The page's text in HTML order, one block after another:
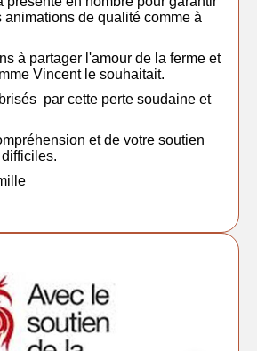
animations de qualité comme à
à partager l'amour de la ferme et
Vincent le souhaitait.
par cette perte soudaine et
et de votre soutien